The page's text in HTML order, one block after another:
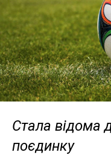
Стала відома
поєдинку